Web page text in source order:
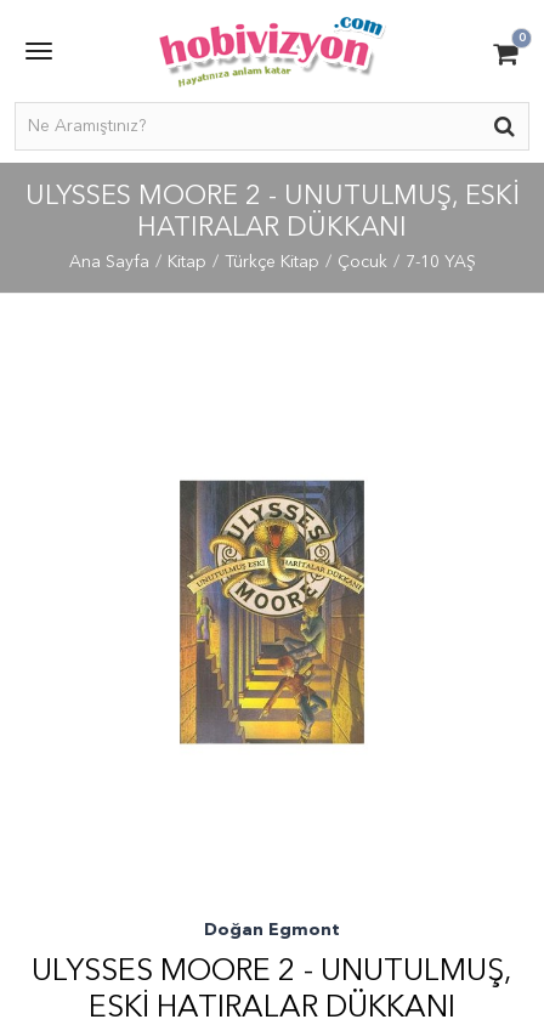
0
ULYSSES MOORE 2 - UNUTULMUŞ, ESKI
HATIRALAR DÜKKANI
Ana Sayfa Kitap Türkçe Kitap Çocuk 7-10 YAŞ
Doğan Egmont
ULYSSES MOORE 2 - UNUTULMUŞ,
ESKI HATIRALAR DÜKKANI